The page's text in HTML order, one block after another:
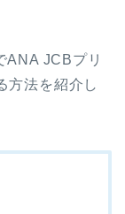
ANA JCBプリ
方法を紹介し